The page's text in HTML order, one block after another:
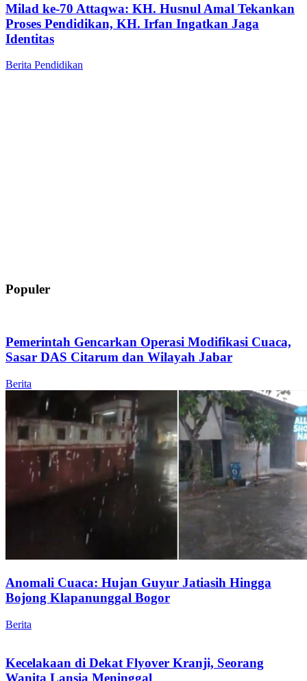
Milad ke-70 Attaqwa: KH. Husnul Amal Tekankan
Proses Pendidikan, KH. Irfan Ingatkan Jaga
Identitas
Berita Pendidikan
Populer
Pemerintah Gencarkan Operasi Modifikasi Cuaca,
Sasar DAS Citarum dan Wilayah Jabar
Berita
Anomali Cuaca: Hujan Guyur Jatiasih Hingga
Bojong Klapanunggal Bogor
Berita
Kecelakaan di Dekat Flyover Kranji, Seorang
Wanita Lansia Meninggal